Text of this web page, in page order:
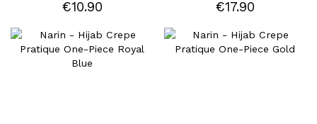
€10.90 €17.90